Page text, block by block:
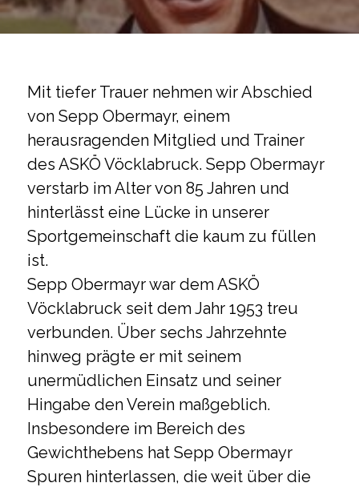
Mit tiefer Trauer nehmen wir Abschied
von Sepp Obermayr, einem
herausragenden Mitglied und Trainer
des ASKÖ Vöcklabruck. Sepp Obermayr
verstarb im Alter von 85 Jahren und
hinterlässt eine Lücke in unserer
Sportgemeinschaft die kaum zu füllen
ist.
Sepp Obermayr war dem ASKÖ
Vöcklabruck seit dem Jahr 1953 treu
verbunden. Über sechs Jahrzehnte
hinweg prägte er mit seinem
unermüdlichen Einsatz und seiner
Hingabe den Verein maßgeblich.
Insbesondere im Bereich des
Gewichthebens hat Sepp Obermayr
Spuren hinterlassen, die weit über die